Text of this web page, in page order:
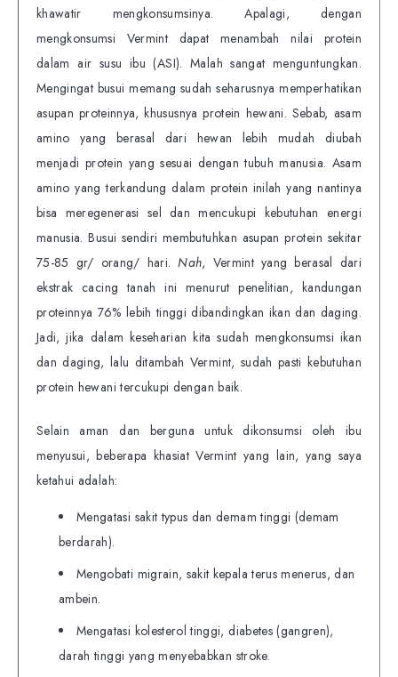
khawatir mengkonsumsinya. Apalagi, dengan
mengkonsumsi Vermint dapat menambah nilai protein
dalam air susu ibu (ASI). Malah sangat menguntungkan.
Mengingat busui memang sudah seharusnya memperhatikan
asupan proteinnya, khususnya protein hewani. Sebab, asam
amino yang berasal dari hewan lebih mudah diubah
menjadi protein yang sesuai dengan tubuh manusia. Asam
amino yang terkandung dalam protein inilah yang nantinya
bisa meregenerasi sel dan mencukupi kebutuhan energi
manusia. Busui sendiri membutuhkan asupan protein sekitar
75-85 gr/ orang/ hari.Nah, Vermint yang berasal dari
ekstrak cacing tanah ini menurut penelitian, kandungan
proteinnya 76% lebih tinggi dibandingkan ikan dan daging.
Jadi, jika dalam keseharian kita sudah mengkonsumsi ikan
dan daging, lalu ditambah Vermint, sudah pasti kebutuhan
protein hewani tercukupi dengan baik.
Selain aman dan berguna untuk dikonsumsi oleh ibu
menyusui, beberapa khasiat Vermint yang lain, yang saya
ketahui adalah:
Mengatasi sakit typus dan demam tinggi (demam
berdarah).
Mengobati migrain, sakit kepala terus menerus, dan
ambein.
Mengatasi kolesterol tinggi, diabetes (gangren),
darah tinggi yang menyebabkan stroke.